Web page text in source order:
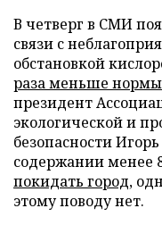
В четверг в СМИ
связи с
обстановкой
раза меньше нормы
президент
экологической и
безопасности
содержании менее
покидать город,
этому поводу нет.